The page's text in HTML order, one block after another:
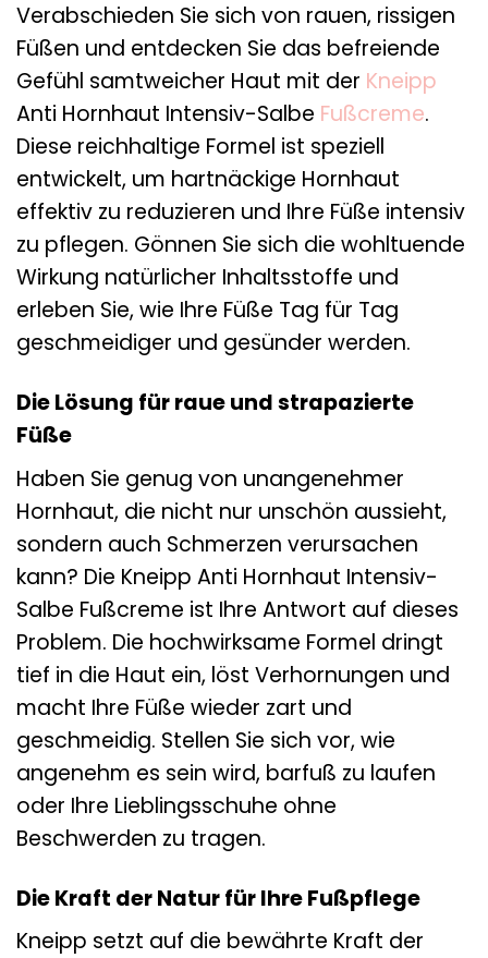
Verabschieden Sie sich von rauen, rissigen
Füßen und entdecken Sie das befreiende
Gefühl samtweicher Haut mit der Kneipp
Anti Hornhaut Intensiv-Salbe Fußcreme.
Diese reichhaltige Formel ist speziell
entwickelt, um hartnäckige Hornhaut
effektiv zu reduzieren und Ihre Füße intensiv
zu pflegen. Gönnen Sie sich die wohltuende
Wirkung natürlicher Inhaltsstoffe und
erleben Sie, wie Ihre Füße Tag für Tag
geschmeidiger und gesünder werden.
Die Lösung für raue und strapazierte
Füße
Haben Sie genug von unangenehmer
Hornhaut, die nicht nur unschön aussieht,
sondern auch Schmerzen verursachen
kann? Die Kneipp Anti Hornhaut Intensiv-
Salbe Fußcreme ist Ihre Antwort auf dieses
Problem. Die hochwirksame Formel dringt
tief in die Haut ein, löst Verhornungen und
macht Ihre Füße wieder zart und
geschmeidig. Stellen Sie sich vor, wie
angenehm es sein wird, barfuß zu laufen
oder Ihre Lieblingsschuhe ohne
Beschwerden zu tragen.
Die Kraft der Natur für Ihre Fußpflege
Kneipp setzt auf die bewährte Kraft der